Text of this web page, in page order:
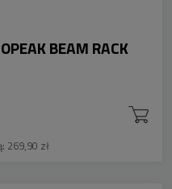
BEAM RACK
269,90 zł